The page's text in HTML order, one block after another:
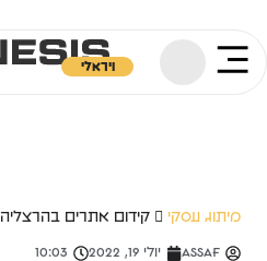
ויראלי
מיתוג עסקי קידום אתרים בהרצליה
Assaf יולי 19, 2022 10:03